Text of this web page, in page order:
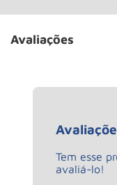
Avaliações
Tem esse
avaliá-lo!